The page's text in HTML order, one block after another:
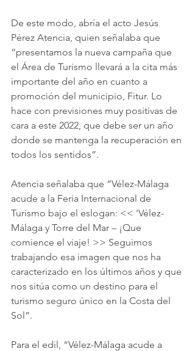
De este modo, abría el acto Jesús
Pérez Atencia, quien señalaba que
“presentamos la nueva campaña que
el Área de Turismo llevará a la cita más
importante del año en cuanto a
promoción del municipio, Fitur. Lo
hace con previsiones muy positivas de
cara a este 2022, que debe ser un año
donde se mantenga la recuperación en
todos los sentidos”.
Atencia señalaba que “Vélez-Málaga
acude a la Feria Internacional de
Turismo bajo el eslogan: << 'Vélez-
Málaga y Torre del Mar – ¡Que
comience el viaje! >> Seguimos
trabajando esa imagen que nos ha
caracterizado en los últimos años y que
nos sitúa como un destino para el
turismo seguro único en la Costa del
Sol”.
Para el edil, “Vélez-Málaga acude a